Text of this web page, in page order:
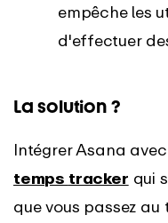
empêche les
d'effectuer
La solution ?
Intégrer Asana
temps tracker qui
que vous passez